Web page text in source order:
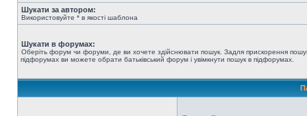
Шукати за автором:
Використовуйте * в якості шаблона
Шукати в форумах:
Оберіть форум чи форуми, де ви хочете здійснювати пошук. Задля прискорення
підфорумах ви можете обрати батьківський форум і увімкнути пошук в підфорумах.